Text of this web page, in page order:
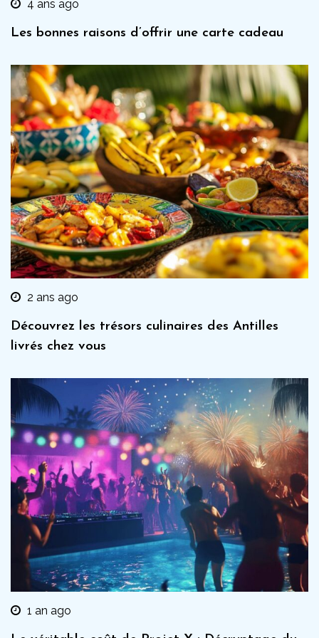
4 ans ago
Les bonnes raisons d’offrir une carte cadeau
2 ans ago
Découvrez les trésors culinaires des Antilles
livrés chez vous
1 an ago